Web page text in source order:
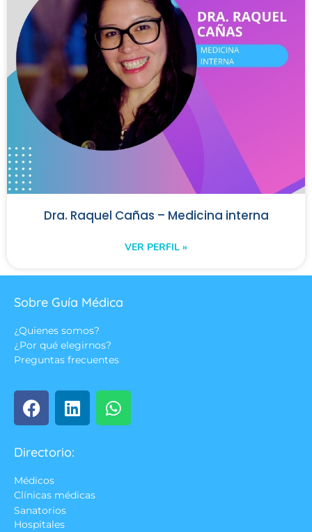
Dra. Raquel Cañas – Medicina interna
VER PERFIL »
Sobre Guía Médica
¿Quienes somos?
¿Por qué elegirnos?
Preguntas frecuentes
Directorio:
Médicos
Clínicas médicas
Sanatorios
Hospitales